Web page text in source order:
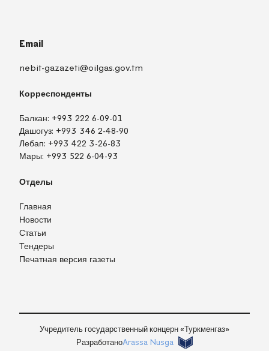
Email
nebit-gazazeti@oilgas.gov.tm
Корреспонденты
Балкан: +993 222 6-09-01
Дашогуз: +993 346 2-48-90
Лебап: +993 422 3-26-83
Мары: +993 522 6-04-93
Отделы
Главная
Новости
Статьи
Тендеры
Печатная версия газеты
Учредитель государственный концерн «Туркменгаз»
РазработаноArassa Nusga